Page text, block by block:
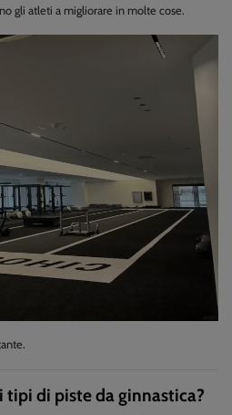
gli atleti a migliorare in molte cose.
di piste da ginnastica?